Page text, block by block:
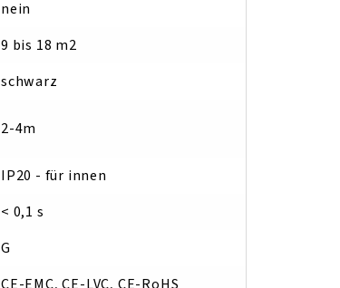
nein
9 bis 18 m2
schwarz
2-4m
IP20 - für innen
< 0,1 s
G